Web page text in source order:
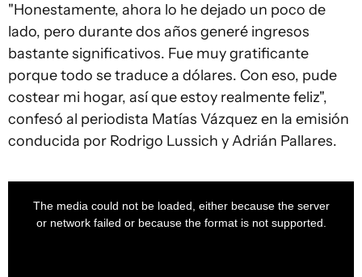
"Honestamente, ahora lo he dejado un poco de
lado, pero durante dos años generé ingresos
bastante significativos. Fue muy gratificante
porque todo se traduce a dólares. Con eso, pude
costear mi hogar, así que estoy realmente feliz",
confesó al periodista Matías Vázquez en la emisión
conducida por Rodrigo Lussich y Adrián Pallares.
The media could not be loaded, either because the server
or network failed or because the format is not supported.